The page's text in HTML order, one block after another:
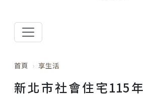
首頁 享生活
新北市社會住宅115